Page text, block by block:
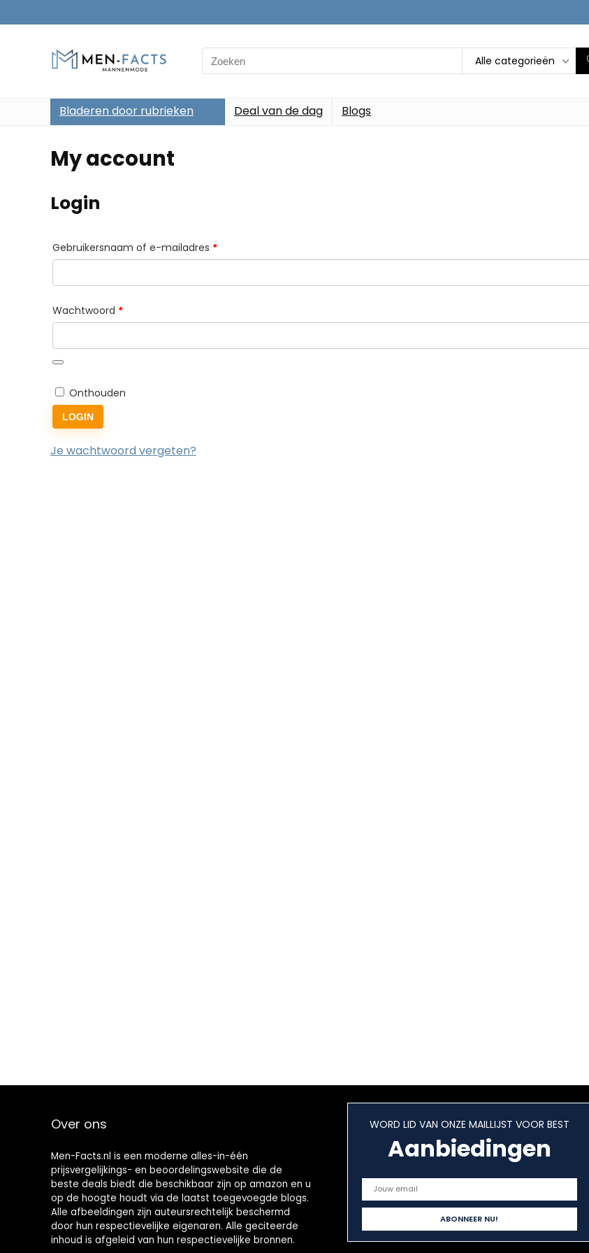
Search
for:
Alle categorieën
Bladeren door rubrieken Deal van de dag Blogs
My account
Login
Gebruikersnaam of e-mailadres *Vereist
Wachtwoord *Vereist
Onthouden
LOGIN
Je wachtwoord vergeten?
Over ons
Men-Facts.nl is een moderne alles-in-één
prijsvergelijkings- en beoordelingswebsite die de
beste deals biedt die beschikbaar zijn op amazon en u
op de hoogte houdt via de laatst toegevoegde blogs.
Alle afbeeldingen zijn auteursrechtelijk beschermd
door hun respectievelijke eigenaren. Alle geciteerde
inhoud is afgeleid van hun respectievelijke bronnen.
WORD LID VAN ONZE MAILLIJST VOOR BEST
Aanbiedingen